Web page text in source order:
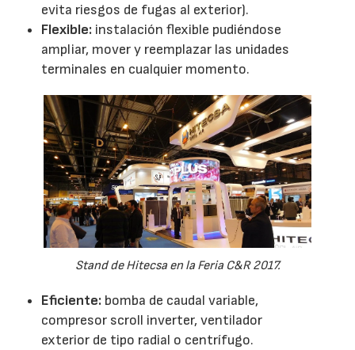
evita riesgos de fugas al exterior).
Flexible: instalación flexible pudiéndose
ampliar, mover y reemplazar las unidades
terminales en cualquier momento.
Stand de Hitecsa en la Feria C&R 2017.
Eficiente: bomba de caudal variable,
compresor scroll inverter, ventilador
exterior de tipo radial o centrífugo.